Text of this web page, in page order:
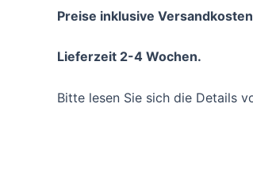
Preise inklusive
Lieferzeit 2-4 Wochen.
Bitte lesen Sie sich die Details